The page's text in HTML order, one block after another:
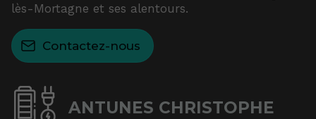
ANTUNES CHRISTOPHE
lès-Mortagne et ses alentours.
Contactez-nous